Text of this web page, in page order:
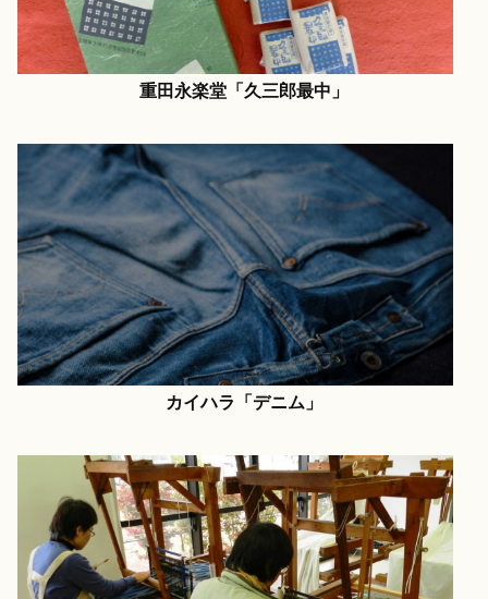
重田永楽堂「久三郎最中」
カイハラ「デニム」